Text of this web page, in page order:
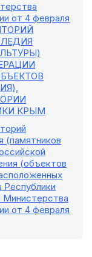
от 4 февраля
КРЫМ
(памятников
(объектов
Республики
от 4 февраля